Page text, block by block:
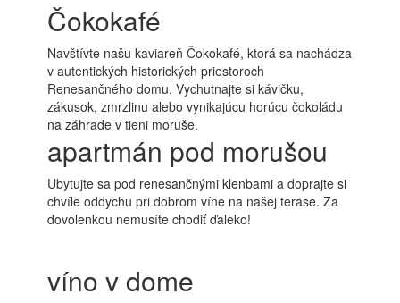
Čokokafé
Navštívte našu kaviareň Čokokafé, ktorá sa nachádza
v autentických historických priestoroch
Renesančného domu. Vychutnajte si kávičku,
zákusok, zmrzlinu alebo vynikajúcu horúcu čokoládu
na záhrade v tieni moruše.
apartmán pod morušou
Ubytujte sa pod renesančnými klenbami a doprajte si
chvíle oddychu pri dobrom víne na našej terase. Za
dovolenkou nemusíte chodiť ďaleko!
víno v dome